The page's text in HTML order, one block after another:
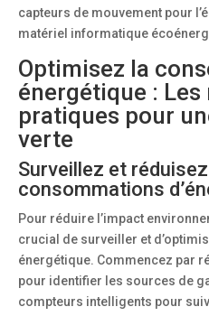
capteurs de mouvement pour
matériel informatique
Optimisez la
énergétique :
pratiques pour
verte
Surveillez et
consommations
Pour réduire l’impact
crucial de surveiller et
énergétique. Commencez par
pour identifier les sources de
compteurs intelligents pour